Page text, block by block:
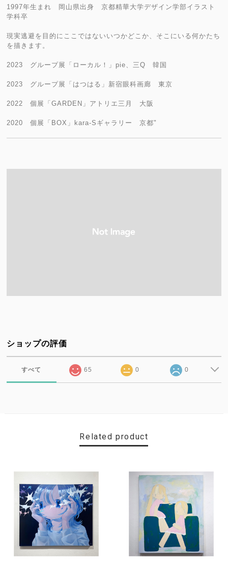
1997年生まれ 岡山県出身 京都精華大学デザイン学部イラスト
学科卒
現実逃避を目的にここではないいつかどこか、そこにいる何かたち
を描きます。
2023 グループ展「ローカル！」pie、三Q 韓国
2023 グループ展「はつはる」新宿眼科画廊 東京
2022 個展「GARDEN」アトリエ三月 大阪
2020 個展「BOX」kara-Sギャラリー 京都"
ショップの評価
すべて 65 0 0
Related product